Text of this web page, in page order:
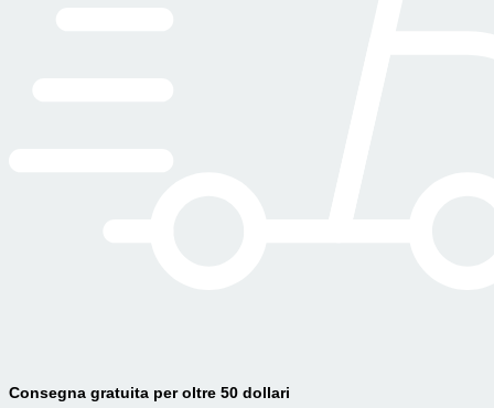
Consegna gratuita per oltre 50 dollari